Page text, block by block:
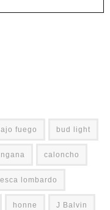
fuego bud light
caloncho
lombardo
honne J Balvin